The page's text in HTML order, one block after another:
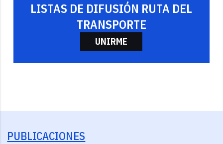
LISTAS DE DIFUSIÓN RUTA DEL
TRANSPORTE
UNIRME
PUBLICACIONES